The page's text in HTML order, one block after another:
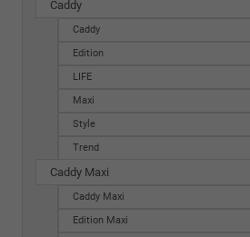
Caddy
Caddy
Edition
LIFE
Maxi
Style
Trend
Caddy Maxi
Caddy Maxi
Edition Maxi